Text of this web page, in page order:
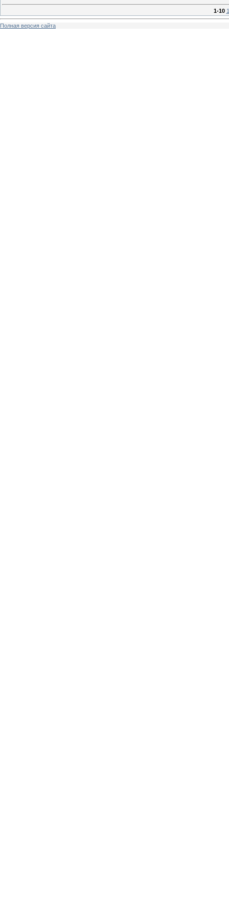
1-10
Полная версия сайта